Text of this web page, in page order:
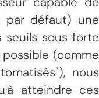
par défaut) une
sous forte
(comme
nous
atteindre ces